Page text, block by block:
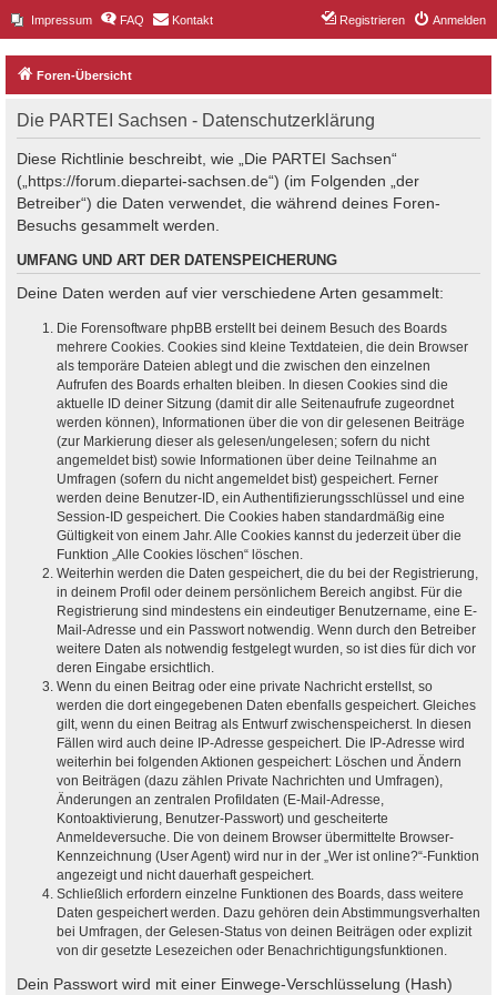
Impressum FAQ Kontakt Anmelden
Registrieren
Foren-Übersicht
Die PARTEI Sachsen - Datenschutzerklärung
Diese Richtlinie beschreibt, wie „Die PARTEI Sachsen“
(„https://forum.diepartei-sachsen.de“) (im Folgenden „der
Betreiber“) die Daten verwendet, die während deines Foren-
Besuchs gesammelt werden.
UMFANG UND ART DER DATENSPEICHERUNG
Deine Daten werden auf vier verschiedene Arten gesammelt:
Die Forensoftware phpBB erstellt bei deinem Besuch des Boards
mehrere Cookies. Cookies sind kleine Textdateien, die dein Browser
als temporäre Dateien ablegt und die zwischen den einzelnen
Aufrufen des Boards erhalten bleiben. In diesen Cookies sind die
aktuelle ID deiner Sitzung (damit dir alle Seitenaufrufe zugeordnet
werden können), Informationen über die von dir gelesenen Beiträge
(zur Markierung dieser als gelesen/ungelesen; sofern du nicht
angemeldet bist) sowie Informationen über deine Teilnahme an
Umfragen (sofern du nicht angemeldet bist) gespeichert. Ferner
werden deine Benutzer-ID, ein Authentifizierungsschlüssel und eine
Session-ID gespeichert. Die Cookies haben standardmäßig eine
Gültigkeit von einem Jahr. Alle Cookies kannst du jederzeit über die
Funktion „Alle Cookies löschen“ löschen.
Weiterhin werden die Daten gespeichert, die du bei der Registrierung,
in deinem Profil oder deinem persönlichem Bereich angibst. Für die
Registrierung sind mindestens ein eindeutiger Benutzername, eine E-
Mail-Adresse und ein Passwort notwendig. Wenn durch den Betreiber
weitere Daten als notwendig festgelegt wurden, so ist dies für dich vor
deren Eingabe ersichtlich.
Wenn du einen Beitrag oder eine private Nachricht erstellst, so
werden die dort eingegebenen Daten ebenfalls gespeichert. Gleiches
gilt, wenn du einen Beitrag als Entwurf zwischenspeicherst. In diesen
Fällen wird auch deine IP-Adresse gespeichert. Die IP-Adresse wird
weiterhin bei folgenden Aktionen gespeichert: Löschen und Ändern
von Beiträgen (dazu zählen Private Nachrichten und Umfragen),
Änderungen an zentralen Profildaten (E-Mail-Adresse,
Kontoaktivierung, Benutzer-Passwort) und gescheiterte
Anmeldeversuche. Die von deinem Browser übermittelte Browser-
Kennzeichnung (User Agent) wird nur in der „Wer ist online?“-Funktion
angezeigt und nicht dauerhaft gespeichert.
Schließlich erfordern einzelne Funktionen des Boards, dass weitere
Daten gespeichert werden. Dazu gehören dein Abstimmungsverhalten
bei Umfragen, der Gelesen-Status von deinen Beiträgen oder explizit
von dir gesetzte Lesezeichen oder Benachrichtigungsfunktionen.
Dein Passwort wird mit einer Einwege-Verschlüsselung (Hash)